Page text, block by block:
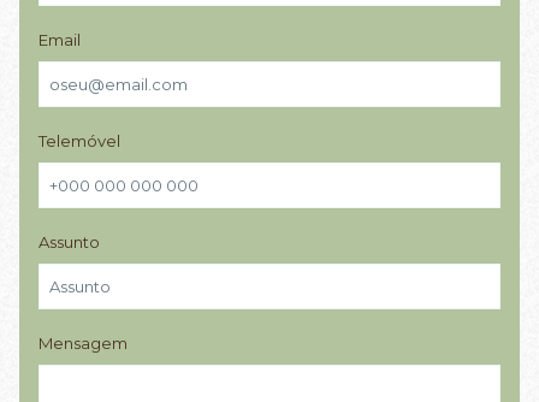
Email
Telemóvel
Assunto
Mensagem